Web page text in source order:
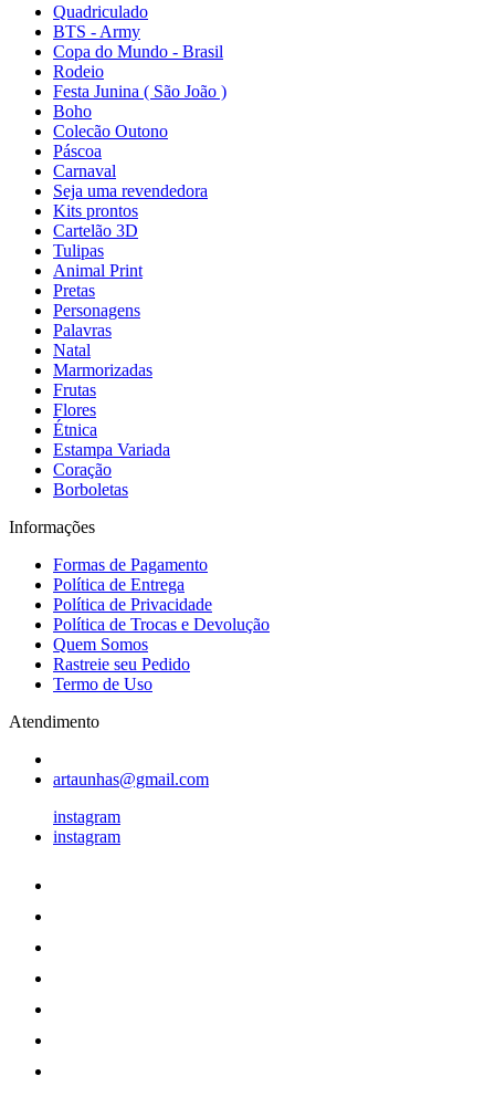
Quadriculado
BTS - Army
Copa do Mundo - Brasil
Rodeio
Festa Junina ( São João )
Boho
Colecão Outono
Páscoa
Carnaval
Seja uma revendedora
Kits prontos
Cartelão 3D
Tulipas
Animal Print
Pretas
Personagens
Palavras
Natal
Marmorizadas
Frutas
Flores
Étnica
Estampa Variada
Coração
Borboletas
Informações
Formas de Pagamento
Política de Entrega
Política de Privacidade
Política de Trocas e Devolução
Quem Somos
Rastreie seu Pedido
Termo de Uso
Atendimento
artaunhas@gmail.com
instagram
instagram